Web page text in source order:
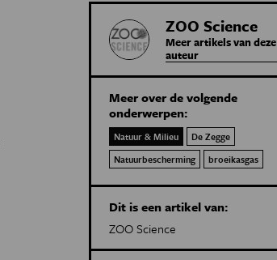
ZOO Science
Meer artikels van deze
auteur
Meer over de volgende
onderwerpen:
Natuur & Milieu
De Zegge
Natuurbescherming
broeikasgas
Dit is een artikel van:
ZOO Science